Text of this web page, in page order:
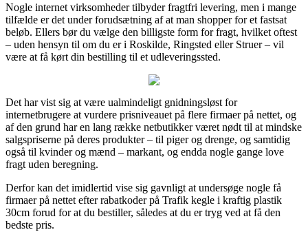
Nogle internet virksomheder tilbyder fragtfri levering, men i mange
tilfælde er det under forudsætning af at man shopper for et fastsat
beløb. Ellers bør du vælge den billigste form for fragt, hvilket oftest
– uden hensyn til om du er i Roskilde, Ringsted eller Struer – vil
være at få kørt din bestilling til et udleveringssted.
Det har vist sig at være ualmindeligt gnidningsløst for
internetbrugere at vurdere prisniveauet på flere firmaer på nettet, og
af den grund har en lang række netbutikker været nødt til at mindske
salgspriserne på deres produkter – til piger og drenge, og samtidig
også til kvinder og mænd – markant, og endda nogle gange love
fragt uden beregning.
Derfor kan det imidlertid vise sig gavnligt at undersøge nogle få
firmaer på nettet efter rabatkoder på Trafik kegle i kraftig plastik
30cm forud for at du bestiller, således at du er tryg ved at få den
bedste pris.